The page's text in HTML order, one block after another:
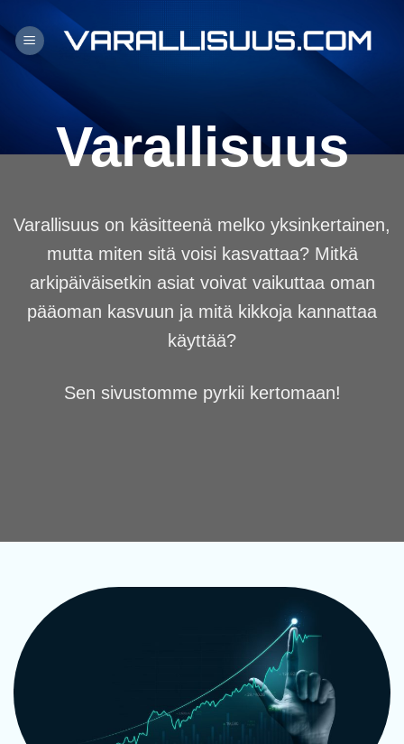
to
content
Varallisuus
Varallisuus on käsitteenä melko yksinkertainen,
mutta miten sitä voisi kasvattaa? Mitkä
arkipäiväisetkin asiat voivat vaikuttaa oman
pääoman kasvuun ja mitä kikkoja kannattaa
käyttää?
Sen sivustomme pyrkii kertomaan!